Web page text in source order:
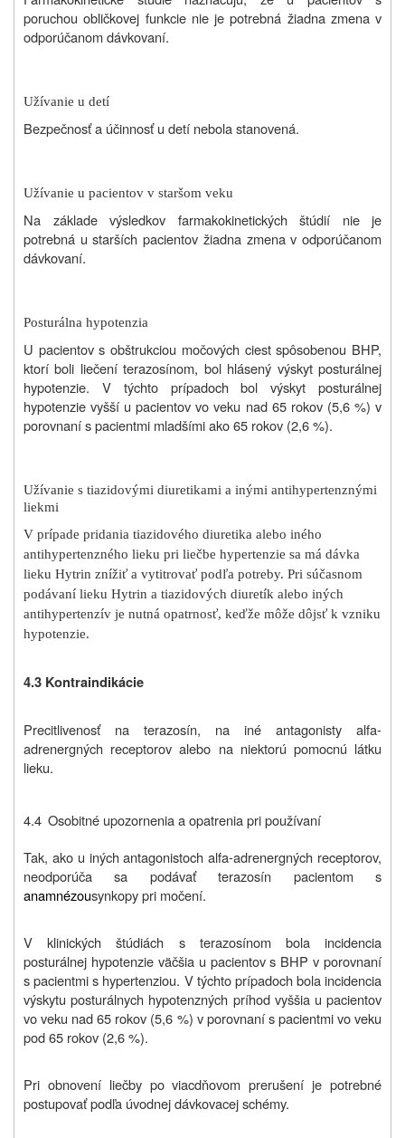
poruchou obličkovej funkcie nie je potrebná žiadna zmena v
odporúčanom dávkovaní.
Užívanie u detí
Bezpečnosť a účinnosť u detí nebola stanovená.
Užívanie u pacientov v staršom veku
Na základe výsledkov farmakokinetických štúdií nie je
potrebná u starších pacientov žiadna zmena v odporúčanom
dávkovaní.
Posturálna hypotenzia
U pacientov s obštrukciou močových ciest spôsobenou BHP,
ktorí boli liečení terazosínom, bol hlásený výskyt posturálnej
hypotenzie. V týchto prípadoch bol výskyt posturálnej
hypotenzie vyšší u pacientov vo veku nad 65 rokov (5,6 %) v
porovnaní s pacientmi mladšími ako 65 rokov (2,6 %).
Užívanie s tiazidovými diuretikami a inými antihypertenznými
liekmi
V prípade pridania tiazidového diuretika alebo iného
antihypertenzného lieku pri liečbe hypertenzie sa má dávka
lieku Hytrin znížiť a vytitrovať podľa potreby. Pri súčasnom
podávaní lieku Hytrin a tiazidových diuretík alebo iných
antihypertenzív je nutná opatrnosť, keďže môže dôjsť k vzniku
hypotenzie.
4.3 Kontraindikácie
Precitlivenosť na terazosín, na iné antagonisty alfa-
adrenergných receptorov alebo na niektorú pomocnú látku
lieku.
4.4 Osobitné upozornenia a opatrenia pri používaní
Tak, ako u iných antagonistoch alfa-adrenergných receptorov,
neodporúča sa podávať terazosín pacientom s
anamnézousynkopy pri močení.
V klinických štúdiách s terazosínom bola incidencia
posturálnej hypotenzie väčšia u pacientov s BHP v porovnaní
s pacientmi s hypertenziou. V týchto prípadoch bola incidencia
výskytu posturálnych hypotenzných príhod vyššia u pacientov
vo veku nad 65 rokov (5,6 %) v porovnaní s pacientmi vo veku
pod 65 rokov (2,6 %).
Pri obnovení liečby po viacdňovom prerušení je potrebné
postupovať podľa úvodnej dávkovacej schémy.